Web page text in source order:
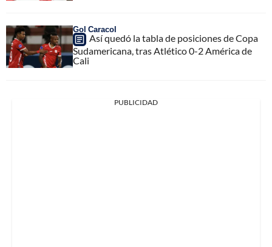
Gol Caracol
Así quedó la tabla de posiciones de Copa
Sudamericana, tras Atlético 0-2 América de
Cali
PUBLICIDAD